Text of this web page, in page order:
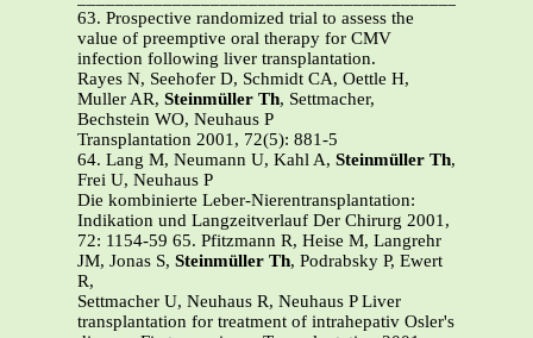
63. Prospective randomized trial to assess the
value of preemptive oral therapy for CMV
infection following liver transplantation.
Rayes N, Seehofer D, Schmidt CA, Oettle H,
Muller AR, Steinmüller Th, Settmacher,
Bechstein WO, Neuhaus P
Transplantation 2001, 72(5): 881-5
64. Lang M, Neumann U, Kahl A, Steinmüller Th,
Frei U, Neuhaus P
Die kombinierte Leber-Nierentransplantation:
Indikation und Langzeitverlauf Der Chirurg 2001,
72: 1154-59 65. Pfitzmann R, Heise M, Langrehr
JM, Jonas S, Steinmüller Th, Podrabsky P, Ewert
R,
Settmacher U, Neuhaus R, Neuhaus P Liver
transplantation for treatment of intrahepativ Osler's